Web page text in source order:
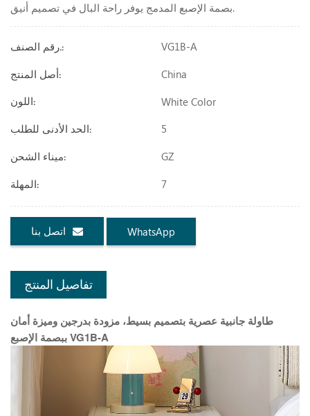
بصمة الإصبع المدمج يوفر راحة البال في تصميم أنيق.
رقم الصنف.: VG1B-A
أصل المنتج: China
اللون: White Color
الحد الأدنى للطلب: 5
ميناء الشحن: GZ
المهلة: 7
اتصل بنا WhatsApp
تفاصيل المنتج
طاولة جانبية عصرية بتصميم بسيط، مزودة بدرجين وميزة أمان
ببصمة الإصبع VG1B-A